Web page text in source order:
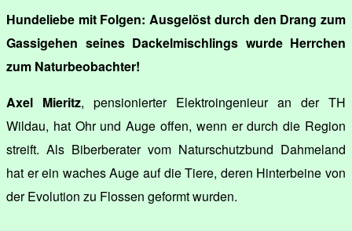
Hundeliebe mit Folgen: Ausgelöst durch den Drang zum
Gassigehen seines Dackelmischlings wurde Herrchen
zum Naturbeobachter!
Axel Mieritz, pensionierter Elektroingenieur an der TH
Wildau, hat Ohr und Auge offen, wenn er durch die Region
streift. Als Biberberater vom Naturschutzbund Dahmeland
hat er ein waches Auge auf die Tiere, deren Hinterbeine von
der Evolution zu Flossen geformt wurden.